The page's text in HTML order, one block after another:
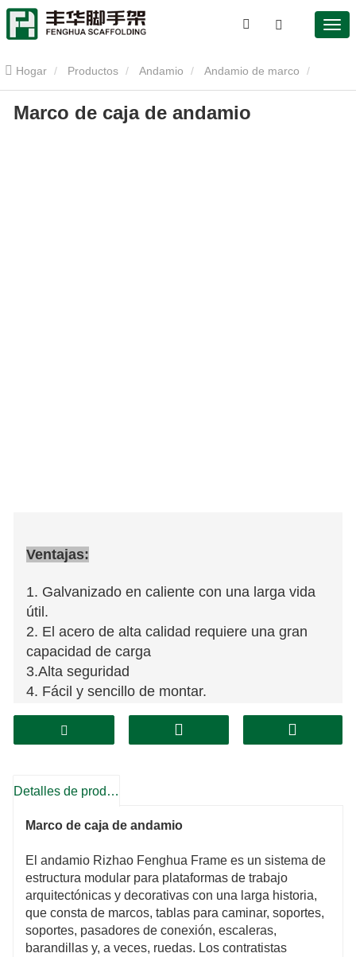
Hogar Productos Andamio Andamio de marco
Marco de caja de andamio
Marco de caja de andamio
Ventajas:
1. Galvanizado en caliente con una larga vida
útil.
2. El acero de alta calidad requiere una gran
capacidad de carga
3.Alta seguridad
4. Fácil y sencillo de montar.
5. Rica experiencia en la fabricación de
andamios de estructura.
Detalles de producto
Marco de caja de andamio
El andamio Rizhao Fenghua Frame es un sistema de
estructura modular para plataformas de trabajo
arquitectónicas y decorativas con una larga historia,
que consta de marcos, tablas para caminar, soportes,
soportes, pasadores de conexión, escaleras,
barandillas y, a veces, ruedas. Los contratistas